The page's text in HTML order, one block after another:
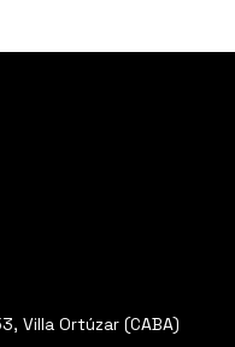
Villa Ortúzar (CABA)